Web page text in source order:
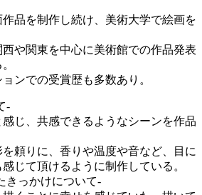
品を制作し続け、美術大学で絵画を
や関東を中心に美術館での作品発表
ンでの受賞歴も多数あり。
-
じ、共感できるようなシーンを作品
頼りに、香りや温度や音など、目に
じて頂けるように制作している。
きっかけについて-